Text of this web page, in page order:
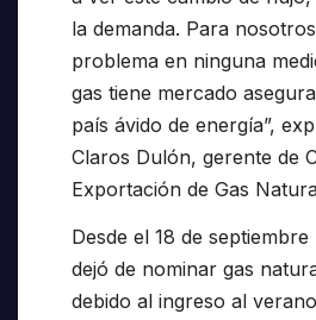
la demanda. Para
problema en ninguna
gas tiene mercado
país ávido de energía”,
Claros Dulón, gerente de
Exportación de Gas
Desde el 18 de
dejó de nominar gas
debido al ingreso al